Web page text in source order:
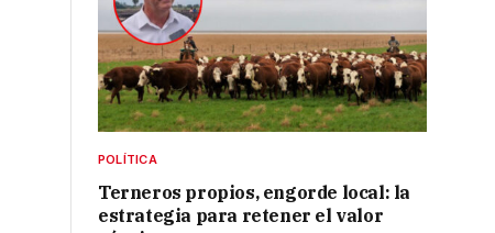
POLÍTICA
Terneros propios, engorde local: la
estrategia para retener el valor